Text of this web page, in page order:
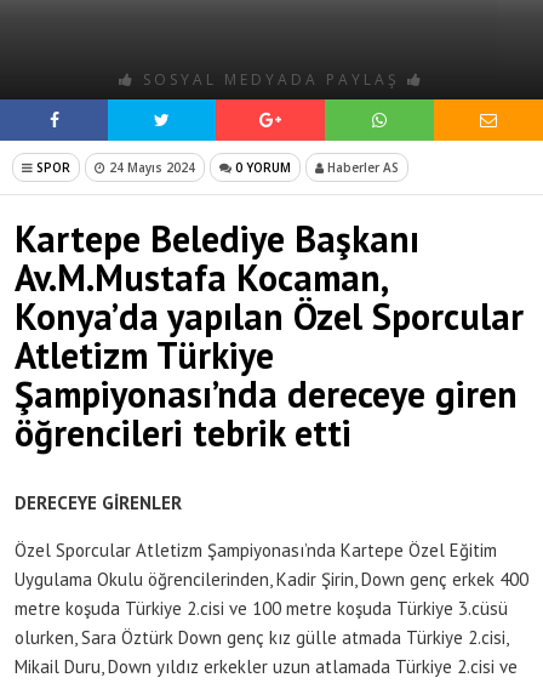
SOSYAL MEDYADA PAYLAŞ
SPOR 24 Mayıs 2024 0 YORUM Haberler AS
Kartepe Belediye Başkanı
Av.M.Mustafa Kocaman,
Konya’da yapılan Özel Sporcular
Atletizm Türkiye
Şampiyonası’nda dereceye giren
öğrencileri tebrik etti
DERECEYE GİRENLER
Özel Sporcular Atletizm Şampiyonası’nda Kartepe Özel Eğitim
Uygulama Okulu öğrencilerinden, Kadir Şirin, Down genç erkek 400
metre koşuda Türkiye 2.cisi ve 100 metre koşuda Türkiye 3.cüsü
olurken, Sara Öztürk Down genç kız gülle atmada Türkiye 2.cisi,
Mikail Duru, Down yıldız erkekler uzun atlamada Türkiye 2.cisi ve